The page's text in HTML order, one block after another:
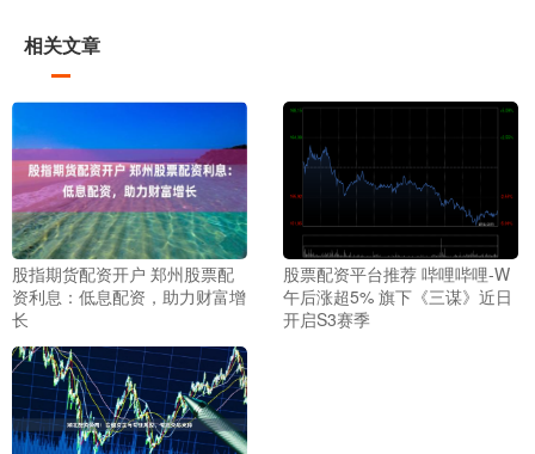
相关文章
股指期货配资开户 郑州股票配
资利息：低息配资，助力财富增
长
股票配资平台推荐 哔哩哔哩-W
午后涨超5% 旗下《三谋》近日
开启S3赛季